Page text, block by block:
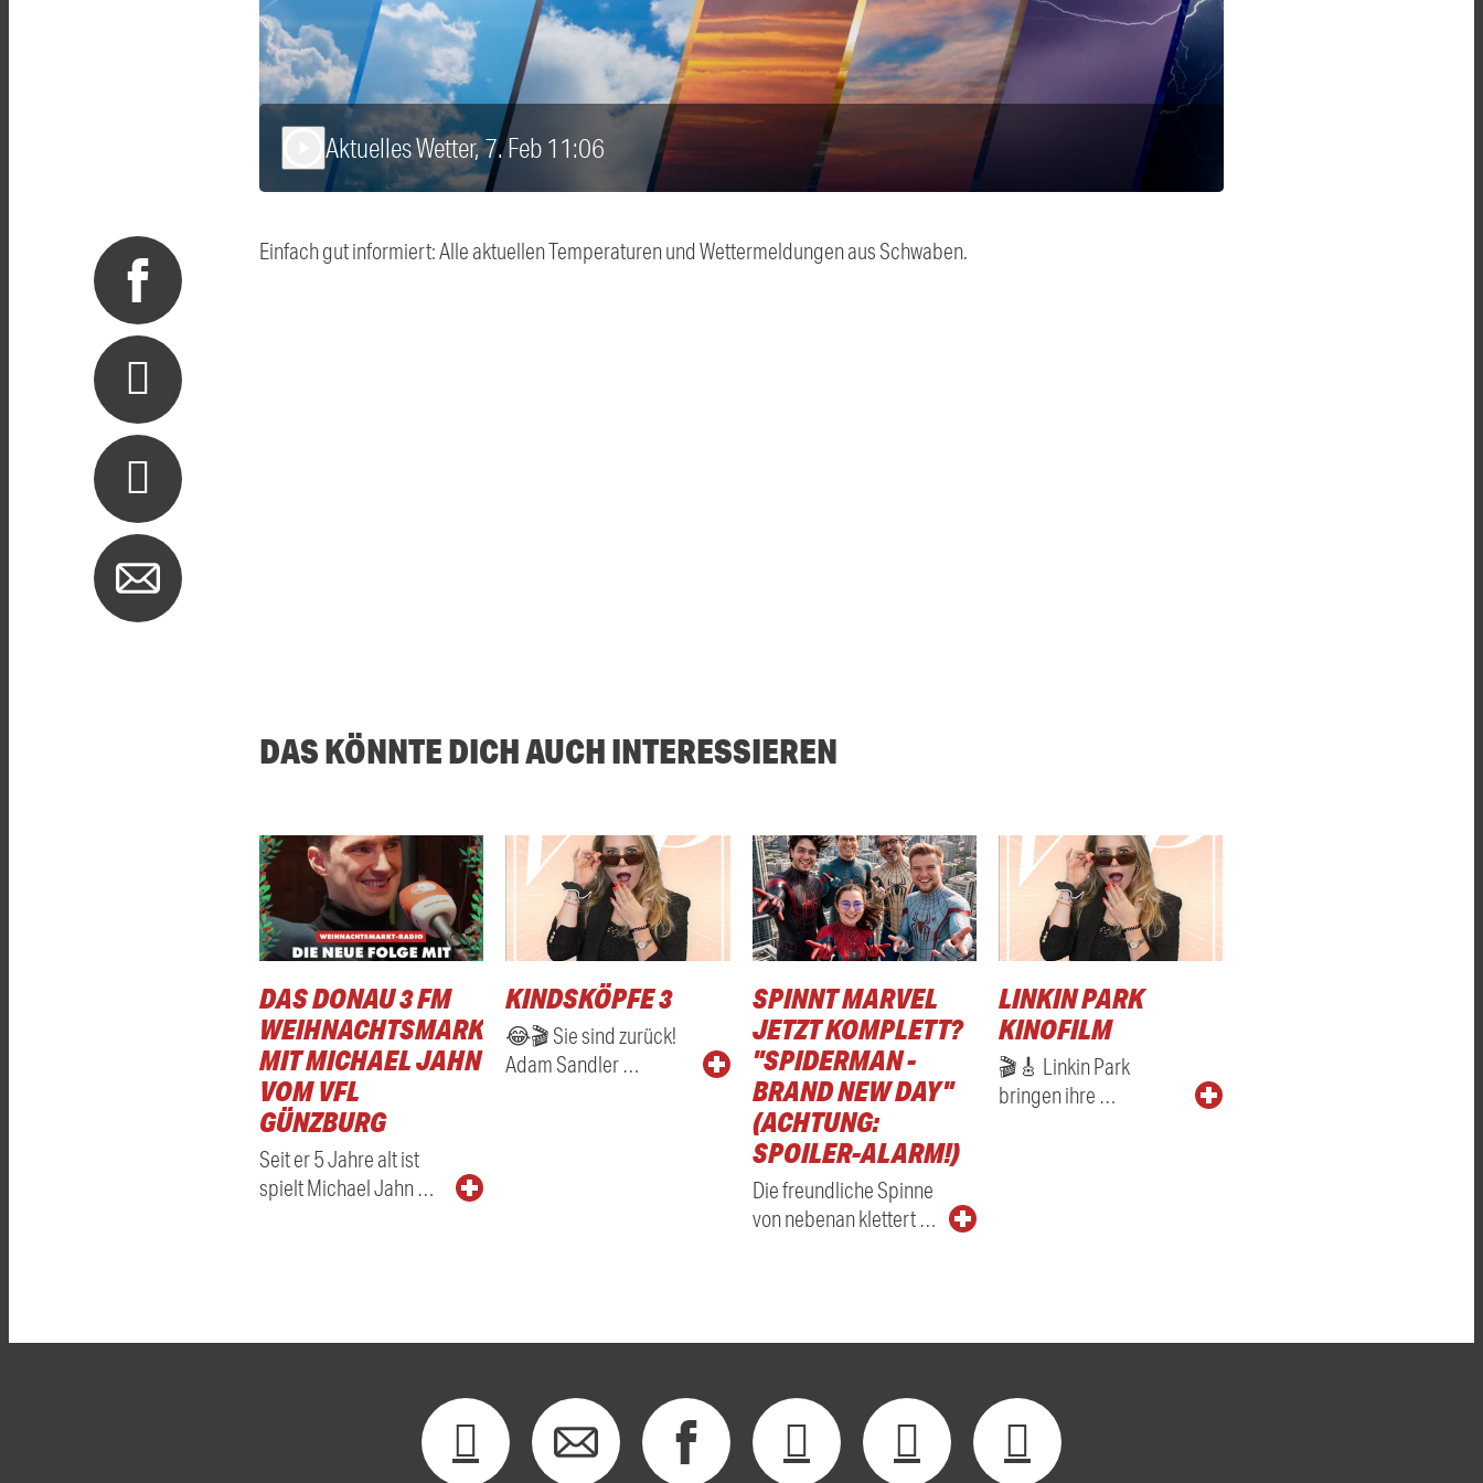
Aktuelles Wetter, 7. Feb 11:06
Einfach gut informiert: Alle aktuellen Temperaturen und Wettermeldungen aus Schwaben.
DAS KÖNNTE DICH AUCH INTERESSIEREN
DAS DONAU 3 FM
WEIHNACHTSMARKTRADIO
MIT MICHAEL JAHN
VOM VFL
GÜNZBURG
Seit er 5 Jahre alt ist
spielt Michael Jahn …
KINDSKÖPFE 3
😂🎬 Sie sind zurück!
Adam Sandler …
SPINNT MARVEL
JETZT KOMPLETT?
"SPIDERMAN -
BRAND NEW DAY"
(ACHTUNG:
SPOILER-ALARM!)
Die freundliche Spinne
von nebenan klettert …
LINKIN PARK
KINOFILM
🎬🎸 Linkin Park
bringen ihre …